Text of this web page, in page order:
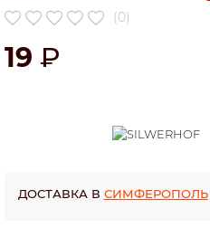
(0)
19
ДОСТАВКА В СИМФЕРОПОЛЬ